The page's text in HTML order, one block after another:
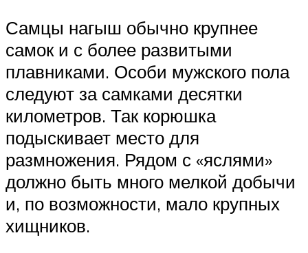
Самцы нагыш обычно крупнее
самок и с более развитыми
плавниками. Особи мужского пола
следуют за самками десятки
километров. Так корюшка
подыскивает место для
размножения. Рядом с «яслями»
должно быть много мелкой добычи
и, по возможности, мало крупных
хищников.